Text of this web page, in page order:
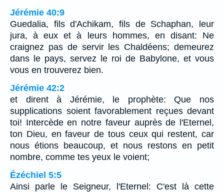
Jérémie 40:9
Guedalia, fils d'Achikam, fils de Schaphan, leur
jura, à eux et à leurs hommes, en disant: Ne
craignez pas de servir les Chaldéens; demeurez
dans le pays, servez le roi de Babylone, et vous
vous en trouverez bien.
Jérémie 42:2
et dirent à Jérémie, le prophète: Que nos
supplications soient favorablement reçues devant
toi! Intercède en notre faveur auprès de l'Eternel,
ton Dieu, en faveur de tous ceux qui restent, car
nous étions beaucoup, et nous restons en petit
nombre, comme tes yeux le voient;
Ézéchiel 5:5
Ainsi parle le Seigneur, l'Eternel: C'est là cette